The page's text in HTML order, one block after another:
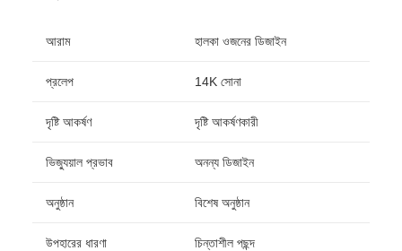
আরাম হালকা ওজনের ডিজাইন
প্রলেপ 14K সোনা
দৃষ্টি আকর্ষণ দৃষ্টি আকর্ষণকারী
ভিজ্যুয়াল প্রভাব অনন্য ডিজাইন
অনুষ্ঠান বিশেষ অনুষ্ঠান
উপহারের ধারণা চিন্তাশীল পছন্দ